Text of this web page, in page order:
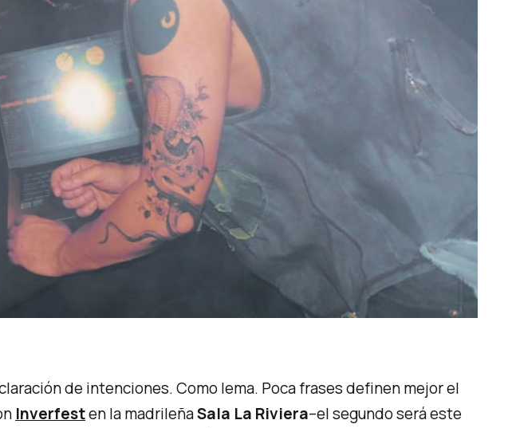
de intenciones. Como lema. Poca frases definen mejor el
Inverfesten la madrileñaSala La Riviera–el segundo será este